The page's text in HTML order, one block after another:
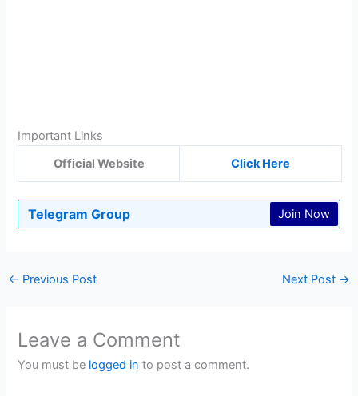
Important Links
Official Website
Click Here
Telegram Group Join Now
← Previous Post Next Post →
Leave a Comment
You must be logged in to post a comment.